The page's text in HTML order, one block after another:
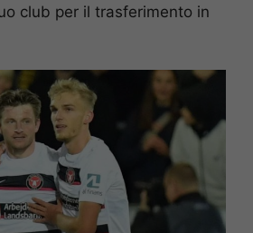
club per il trasferimento in